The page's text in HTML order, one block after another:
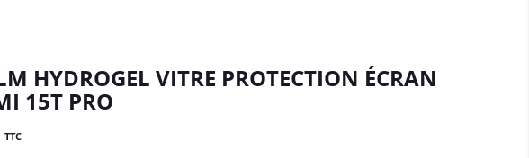
HYDROGEL VITRE PROTECTION ÉCRAN
15T PRO
TTC